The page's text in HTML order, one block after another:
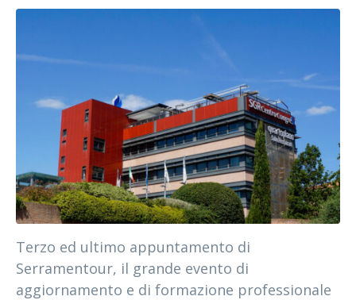
Terzo ed ultimo appuntamento di
Serramentour, il grande evento di
aggiornamento e di formazione professionale